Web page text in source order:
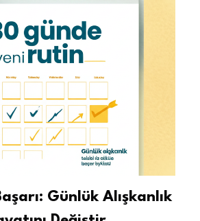
Günlük Alışkanlık